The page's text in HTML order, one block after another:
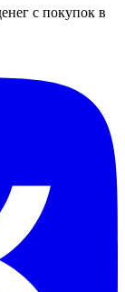
с покупок в